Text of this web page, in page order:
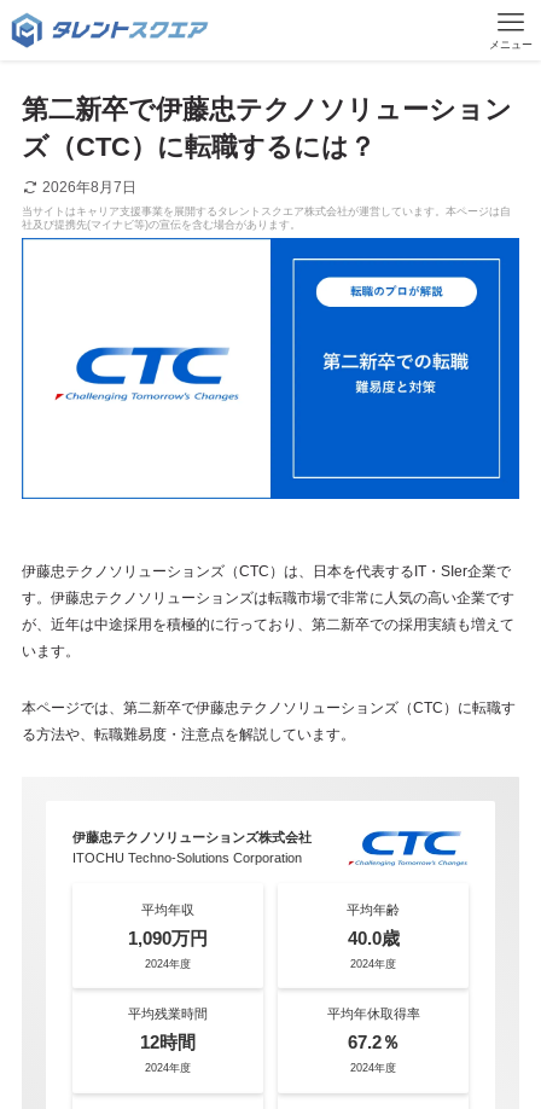
メニュー
第二新卒で伊藤忠テクノソリューション
ズ（CTC）に転職するには？
2026年8月7日
伊藤忠テクノソリューションズ（CTC）は、日本を代表するIT・SIer企業で
す。伊藤忠テクノソリューションズは転職市場で非常に人気の高い企業です
が、近年は中途採用を積極的に行っており、第二新卒での採用実績も増えて
います。
本ページでは、第二新卒で伊藤忠テクノソリューションズ（CTC）に転職す
る方法や、転職難易度・注意点を解説しています。
伊藤忠テクノソリューションズ株式会社
ITOCHU Techno-Solutions Corporation
平均年収
1,090万円
2024年度
平均年齢
40.0歳
2024年度
平均残業時間
12時間
2024年度
平均年休取得率
67.2％
2024年度